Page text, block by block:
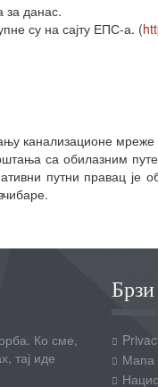
данас.
су на сајту ЕПС-а. (
канализационе
са обилазним
путни правац
Ко сме,
тај иде
Мапа